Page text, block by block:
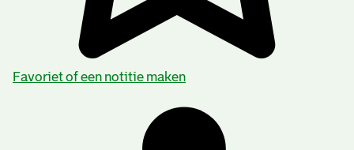
Favoriet of een notitie maken